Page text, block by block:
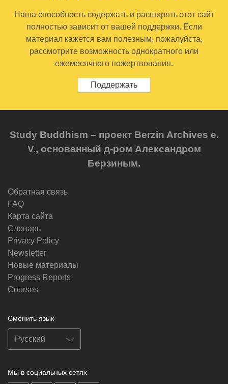
Наша способность содержать и расширять этот сайт
полностью зависит от вашей поддержки. Если
материал кажется вам полезным, пожалуйста,
рассмотрите возможность однократного или
ежемесячного пожертвования.
Поддержать
Study Buddhism – проект Berzin Archives e.
V., основанный д-ром Александром
Берзиным.
Обратная связь
FAQ
Карта сайта
Словарь
Privacy Policy
Newsletter
Новые материалы
Progress Reports
Courses
Сменить язык
Мы в социальных сетях